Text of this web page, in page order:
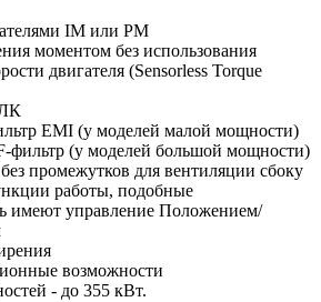
IM или PM
моментом без использования
двигателя (Sensorless Torque
EMI (у моделей малой мощности)
фильтр (у моделей большой мощности)
промежутков для вентиляции сбоку
работы, подобные
имеют управление Положением/
возможности
- до 355 кВт.